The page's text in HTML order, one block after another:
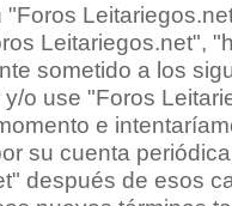
"Foros
Leitariegos.net",
sometido a los
o use "Foros
e
su cuenta
después de esos